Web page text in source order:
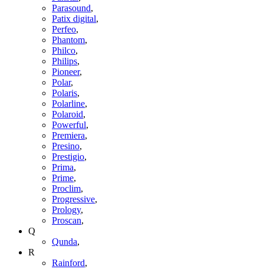
Parasound,
Patix digital,
Perfeo,
Phantom,
Philco,
Philips,
Pioneer,
Polar,
Polaris,
Polarline,
Polaroid,
Powerful,
Premiera,
Presino,
Prestigio,
Prima,
Prime,
Proclim,
Progressive,
Prology,
Proscan,
Q
Qunda,
R
Rainford,